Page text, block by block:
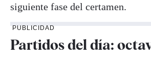
siguiente fase del certamen.
PUBLICIDAD
Partidos del día: